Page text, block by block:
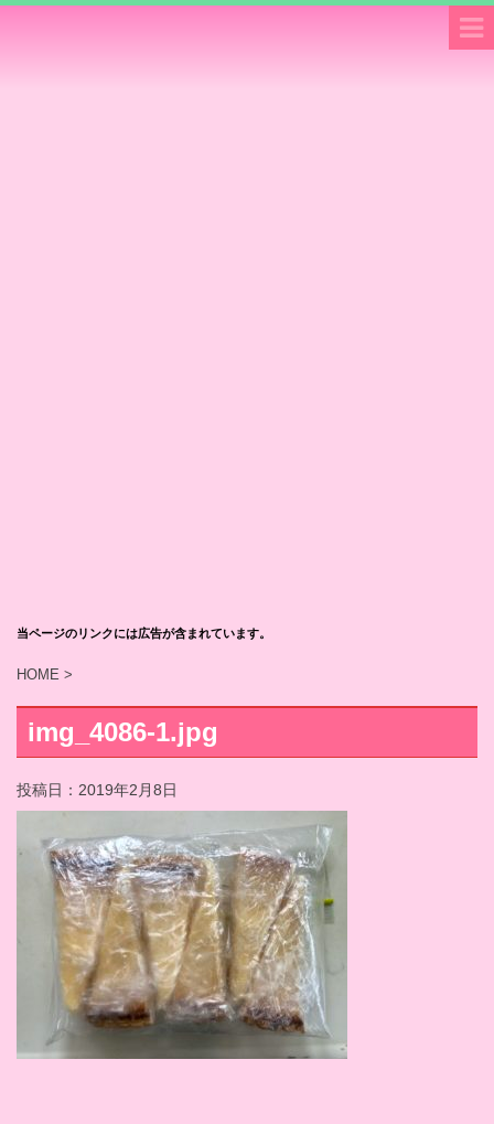
当ページのリンクには広告が含まれています。
HOME >
img_4086-1.jpg
投稿日： 2019年2月8日